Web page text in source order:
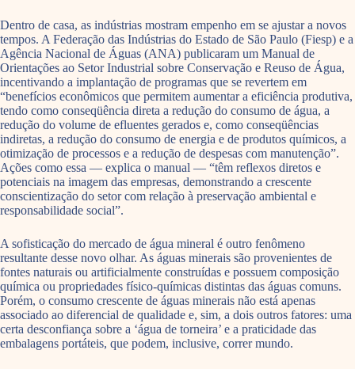
Dentro de casa, as indústrias mostram empenho em se ajustar a novos
tempos. A Federação das Indústrias do Estado de São Paulo (Fiesp) e a
Agência Nacional de Águas (ANA) publicaram um Manual de
Orientações ao Setor Industrial sobre Conservação e Reuso de Água,
incentivando a implantação de programas que se revertem em
“benefícios econômicos que permitem aumentar a eficiência produtiva,
tendo como conseqüência direta a redução do consumo de água, a
redução do volume de efluentes gerados e, como conseqüências
indiretas, a redução do consumo de energia e de produtos químicos, a
otimização de processos e a redução de despesas com manutenção”.
Ações como essa — explica o manual — “têm reflexos diretos e
potenciais na imagem das empresas, demonstrando a crescente
conscientização do setor com relação à preservação ambiental e
responsabilidade social”.
A sofisticação do mercado de água mineral é outro fenômeno
resultante desse novo olhar. As águas minerais são provenientes de
fontes naturais ou artificialmente construídas e possuem composição
química ou propriedades físico-químicas distintas das águas comuns.
Porém, o consumo crescente de águas minerais não está apenas
associado ao diferencial de qualidade e, sim, a dois outros fatores: uma
certa desconfiança sobre a ‘água de torneira’ e a praticidade das
embalagens portáteis, que podem, inclusive, correr mundo.